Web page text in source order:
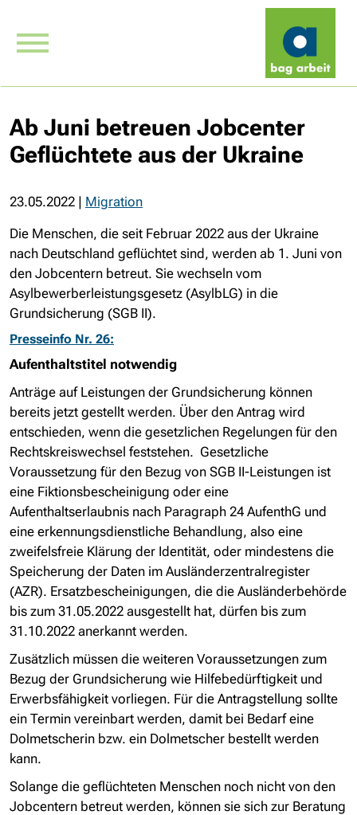
Ab Juni betreuen Jobcenter
Geflüchtete aus der Ukraine
23.05.2022 | Migration
Die Menschen, die seit Februar 2022 aus der Ukraine
nach Deutschland geflüchtet sind, werden ab 1. Juni von
den Jobcentern betreut. Sie wechseln vom
Asylbewerberleistungsgesetz (AsylbLG) in die
Grundsicherung (SGB II).
Presseinfo Nr. 26:
Aufenthaltstitel notwendig
Anträge auf Leistungen der Grundsicherung können
bereits jetzt gestellt werden. Über den Antrag wird
entschieden, wenn die gesetzlichen Regelungen für den
Rechtskreiswechsel feststehen. Gesetzliche
Voraussetzung für den Bezug von SGB II-Leistungen ist
eine Fiktionsbescheinigung oder eine
Aufenthaltserlaubnis nach Paragraph 24 AufenthG und
eine erkennungsdienstliche Behandlung, also eine
zweifelsfreie Klärung der Identität, oder mindestens die
Speicherung der Daten im Ausländerzentralregister
(AZR). Ersatzbescheinigungen, die die Ausländerbehörde
bis zum 31.05.2022 ausgestellt hat, dürfen bis zum
31.10.2022 anerkannt werden.
Zusätzlich müssen die weiteren Voraussetzungen zum
Bezug der Grundsicherung wie Hilfebedürftigkeit und
Erwerbsfähigkeit vorliegen. Für die Antragstellung sollte
ein Termin vereinbart werden, damit bei Bedarf eine
Dolmetscherin bzw. ein Dolmetscher bestellt werden
kann.
Solange die geflüchteten Menschen noch nicht von den
Jobcentern betreut werden, können sie sich zur Beratung